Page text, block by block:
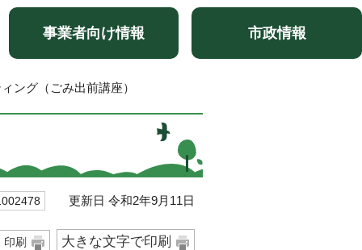
事業者向け情報 市政情報
ング（ごみ出前講座）
更新日 令和2年9月11日
印刷 大きな文字で印刷